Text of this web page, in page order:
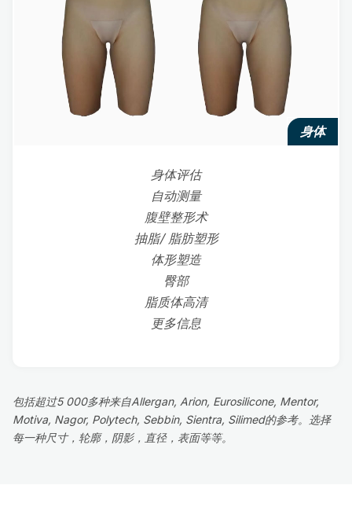
身体
身体评估
自动测量
腹壁整形术
抽脂/ 脂肪塑形
体形塑造
臀部
脂质体高清
更多信息
包括超过5 000多种来自Allergan, Arion, Eurosilicone, Mentor,
Motiva, Nagor, Polytech, Sebbin, Sientra, Silimed的参考。选择
每一种尺寸，轮廓，阴影，直径，表面等等。